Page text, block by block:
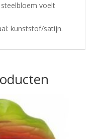
voelt
kunststof/satijn.